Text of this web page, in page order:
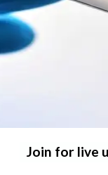
Join for live